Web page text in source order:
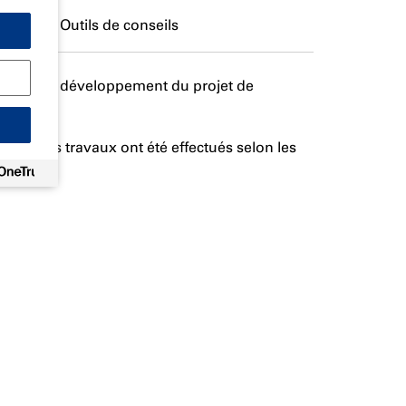
du développement du projet de
tous les travaux ont été effectués selon les
Outils de conseils